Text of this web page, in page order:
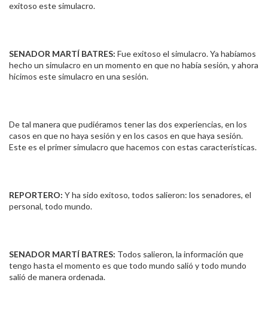
exitoso este simulacro.
SENADOR MARTÍ BATRES: Fue exitoso el simulacro. Ya habíamos
hecho un simulacro en un momento en que no había sesión, y ahora
hicimos este simulacro en una sesión.
De tal manera que pudiéramos tener las dos experiencias, en los
casos en que no haya sesión y en los casos en que haya sesión.
Este es el primer simulacro que hacemos con estas características.
REPORTERO: Y ha sido exitoso, todos salieron: los senadores, el
personal, todo mundo.
SENADOR MARTÍ BATRES: Todos salieron, la información que
tengo hasta el momento es que todo mundo salió y todo mundo
salió de manera ordenada.